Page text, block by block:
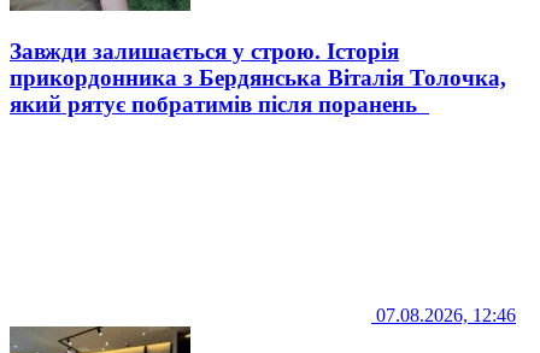
Завжди залишається у строю. Історія
прикордонника з Бердянська Віталія Толочка,
який рятує побратимів після поранень
07.08.2026, 12:46